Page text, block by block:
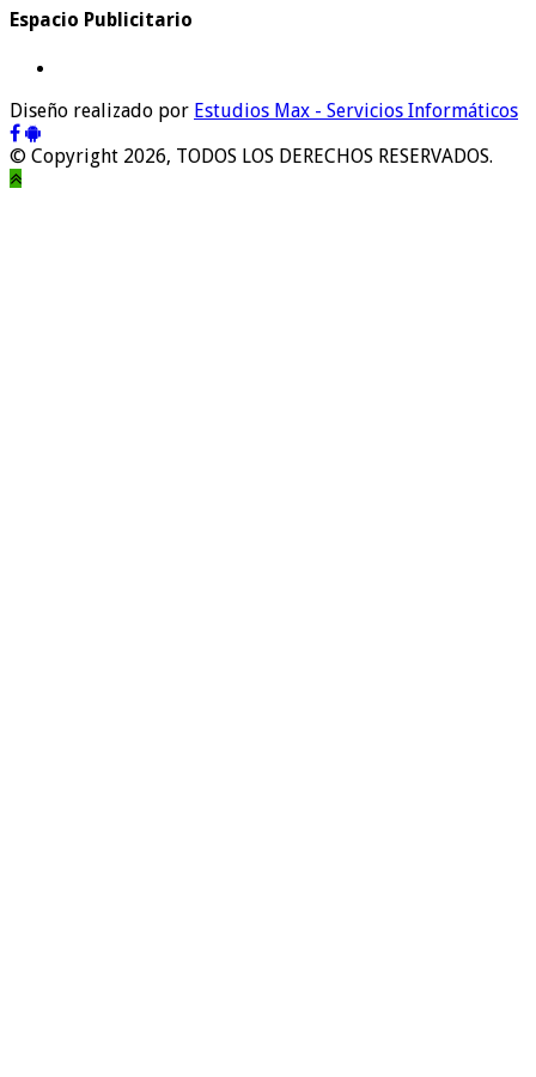
Espacio Publicitario
Diseño realizado por Estudios Max - Servicios Informáticos
© Copyright 2026, TODOS LOS DERECHOS RESERVADOS.